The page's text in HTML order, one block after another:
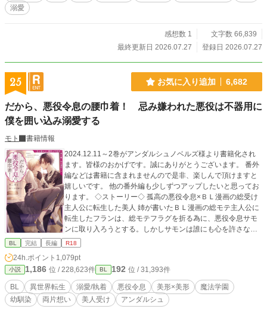
溺愛
感想数 1
文字数 66,839
最終更新日 2026.07.27
登録日 2026.07.27
25 お気に入り追加 6,682
だから、悪役令息の腰巾着！ 忌み嫌われた悪役は不器用に
僕を囲い込み溺愛する
モト
書籍情報
2024.12.11～2巻がアンダルシュノベルズ様より書籍化され
ます。皆様のおかげです。誠にありがとうございます。 番外
編などは書籍に含まれませんので是非、楽しんで頂けますと
嬉しいです。 他の番外編も少しずつアップしたいと思ってお
ります。 ◇ストーリー◇ 孤高の悪役令息×ＢＬ漫画の総受け
主人公に転生した美人 姉が書いたＢＬ漫画の総モテ主人公に
転生したフランは、総モテフラグを折る為に、悪役令息サモ
ンに取り入ろうとする。しかしサモンは誰にも心を許さない
一匹狼。周囲の人から怖がられ悪鬼と呼ばれる存在。 そんな
決意する──。 互いに信頼関係を築いて、サモンの腰巾着と
なったフランだが、ある変化が……。どんどんサモンが過保
護になって──！？ ・書籍化部分では、web未公開その後の番
外編＊がございます。 総受け設定のキャラだというだけで、
総受けではありません。CPは固定。 自分好みに育っちゃった
BL 完結 長編 R18
24h.ポイント 1,079pt
小説 1,186 位 / 228,623件 BL 192 位 / 31,393件
BL 異世界転生 溺愛/執着 悪役令息 美形×美形
魔法学園
幼馴染
両片想い 美人受け アンダルシュ